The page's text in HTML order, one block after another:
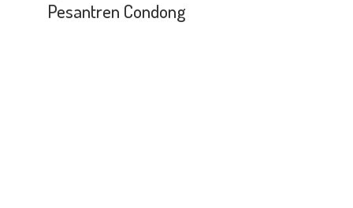
Pesantren Condong